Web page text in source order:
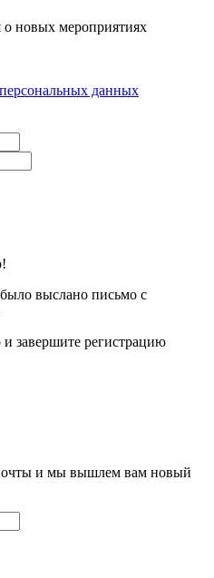
о новых мероприятиях
данных
выслано письмо с
завершите регистрацию
и мы вышлем вам новый